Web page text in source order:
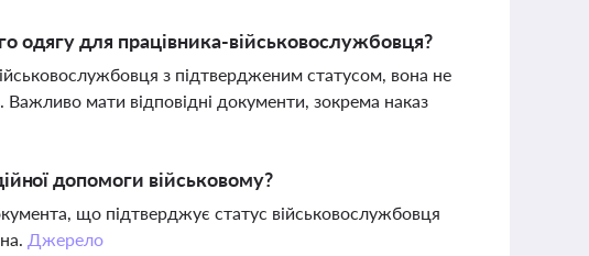
одягу для працівника-військовослужбовця?
з підтвердженим статусом, вона не
мати відповідні документи, зокрема наказ
допомоги військовому?
що підтверджує статус військовослужбовця
Джерело